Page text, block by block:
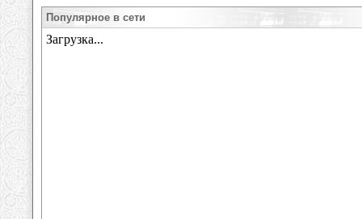
Популярное в сети